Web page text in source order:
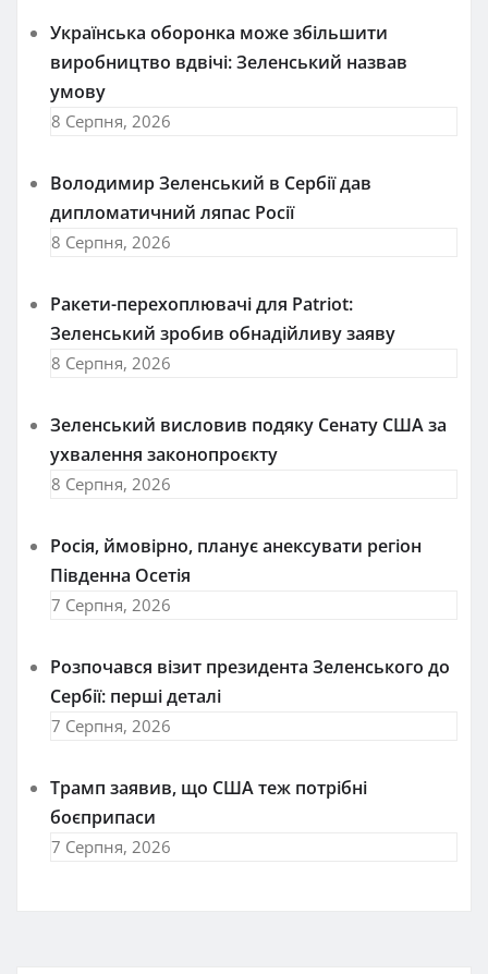
Українська оборонка може збільшити
виробництво вдвічі: Зеленський назвав
умову
8 Серпня, 2026
Володимир Зеленський в Сербії дав
дипломатичний ляпас Росії
8 Серпня, 2026
Ракети-перехоплювачі для Patriot:
Зеленський зробив обнадійливу заяву
8 Серпня, 2026
Зеленський висловив подяку Сенату США за
ухвалення законопроєкту
8 Серпня, 2026
Росія, ймовірно, планує анексувати регіон
Південна Осетія
7 Серпня, 2026
Розпочався візит президента Зеленського до
Сербії: перші деталі
7 Серпня, 2026
Трамп заявив, що США теж потрібні
боєприпаси
7 Серпня, 2026